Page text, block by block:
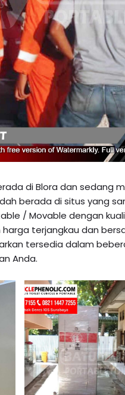
di Blora dan sedang
berada di situs yang
/ Movable dengan
terjangkau dan
tersedia dalam
Anda.